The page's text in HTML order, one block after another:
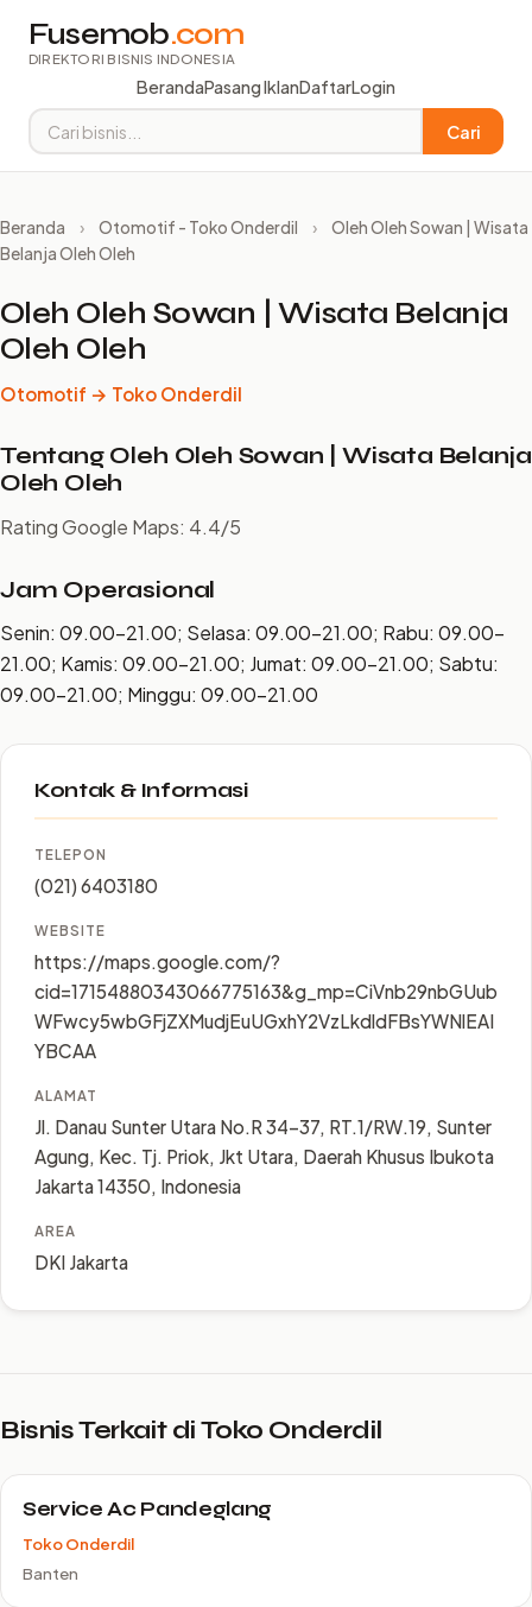
Fusemob.com
DIREKTORI BISNIS INDONESIA
BerandaPasang IklanDaftarLogin
Cari
Beranda › Otomotif - Toko Onderdil ›
Oleh Oleh Sowan | Wisata
Belanja Oleh Oleh
Oleh Oleh Sowan | Wisata Belanja
Oleh Oleh
Otomotif → Toko Onderdil
Tentang Oleh Oleh Sowan | Wisata Belanja
Oleh Oleh
Rating Google Maps: 4.4/5
Jam Operasional
Senin: 09.00–21.00; Selasa: 09.00–21.00; Rabu: 09.00–
21.00; Kamis: 09.00–21.00; Jumat: 09.00–21.00; Sabtu:
09.00–21.00; Minggu: 09.00–21.00
Kontak & Informasi
TELEPON
(021) 6403180
WEBSITE
https://maps.google.com/?
cid=17154880343066775163&g_mp=CiVnb29nbGUub
WFwcy5wbGFjZXMudjEuUGxhY2VzLkdldFBsYWNlEAI
YBCAA
ALAMAT
Jl. Danau Sunter Utara No.R 34-37, RT.1/RW.19, Sunter
Agung, Kec. Tj. Priok, Jkt Utara, Daerah Khusus Ibukota
Jakarta 14350, Indonesia
AREA
DKI Jakarta
Bisnis Terkait di Toko Onderdil
Service Ac Pandeglang
Toko Onderdil
Banten